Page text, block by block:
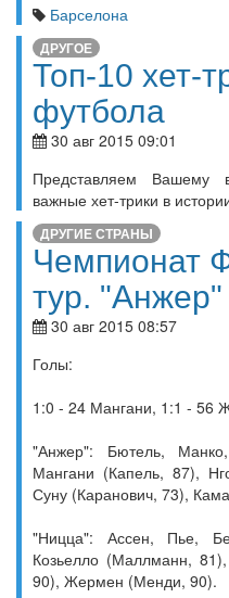
Барселона
ДРУГОЕ
Топ-10 хет-
футбола
30 авг 2015 09:01
Представляем
важные хет-трики в
ДРУГИЕ СТРАНЫ
Чемпионат
тур.
30 авг 2015 08:57
Голы:
1:0 - 24 Мангани, 1:1 - 56
"Анжер": Бютель,
Мангани (Капель, 87),
Суну (Каранович, 73),
"Ницца": Ассен, Пье,
Козьелло (Маллманн,
90), Жермен (Менди, 90).